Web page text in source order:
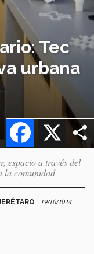
Tec
urbana
X
Facebook
espacio a través del
la comunidad
- 19/10/2024